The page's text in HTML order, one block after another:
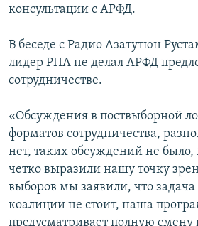
консультации с АРФД.
В беседе с Радио Азатутюн
лидер РПА не делал АРФД
сотрудничестве.
«Обсуждения в поствыборной
форматов сотрудничества,
нет, таких обсуждений не
четко выразили нашу точку
выборов мы заявили, что
коалиции не стоит, наша
предусматривает полную смену